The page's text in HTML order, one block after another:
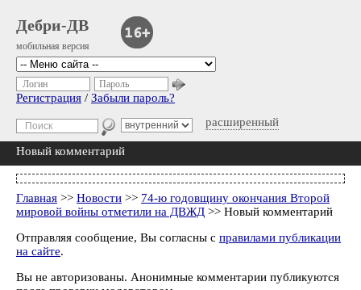
Дебри-ДВ
мобильная версия
расширенный
Логин Пароль
Регистрация / Забыли пароль?
Новый комментарий
Главная >> Новости >> 74-ю годовщину окончания Второй
мировой войны отметили на ДВЖД >> Новый комментарий
Отправляя сообщение, Вы согласны с правилами публикации
на сайте.
Вы не авторизованы. Анонимные комментарии публикуются